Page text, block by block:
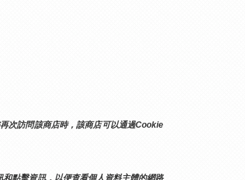
次訪問該商店時，該商店可以通過Cookie
點擊資訊，以便查看個人資料主體的網路